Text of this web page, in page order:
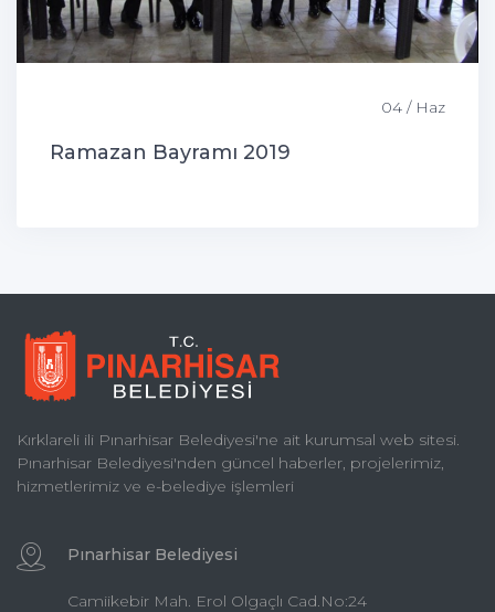
04 / Haz
Ramazan Bayramı 2019
Kırklareli ili Pınarhisar Belediyesi'ne ait kurumsal web sitesi.
Pınarhisar Belediyesi'nden güncel haberler, projelerimiz,
hizmetlerimiz ve e-belediye işlemleri
Pınarhisar Belediyesi
Camiikebir Mah. Erol Olgaçlı Cad.No:24